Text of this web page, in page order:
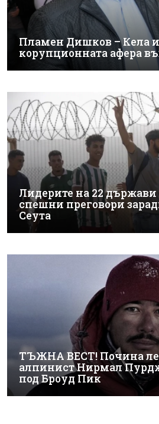
Пламен Дишков – Кела
корупционната афера
Лидерите на 22 държави
спешни преговори
Сеута
ТЪЖНА ВЕСТ! Почина
алпинист Нирмал
под Броуд Пик